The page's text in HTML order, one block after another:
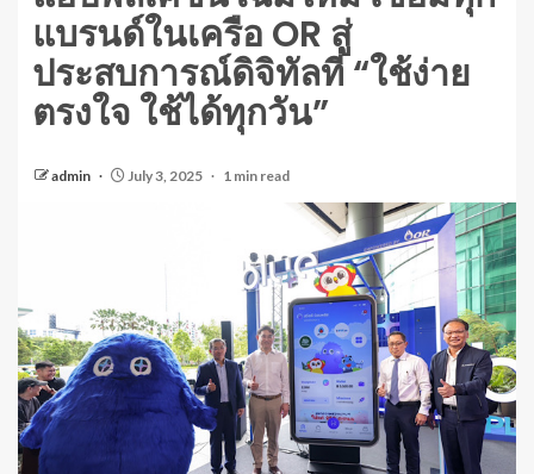
แบรนด์ในเครือ OR สู่
ประสบการณ์ดิจิทัลที่ “ใช้ง่าย
ตรงใจ ใช้ได้ทุกวัน”
admin July 3, 2025 1 min read